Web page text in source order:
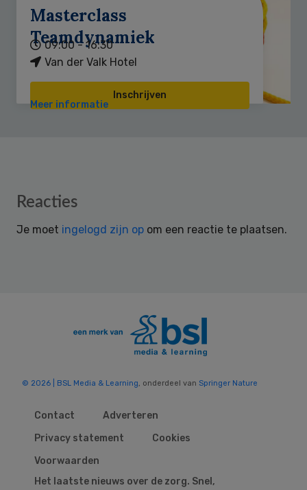
Masterclass
Teamdynamiek
09:00 - 16:30
Van der Valk Hotel
Inschrijven
Meer informatie
Reader
Reacties
Je moet ingelogd zijn op om een reactie te plaatsen.
© 2026 | BSL Media & Learning , onderdeel van Springer Nature
Contact
Adverteren
Privacy statement
Cookies
Voorwaarden
Het laatste nieuws over de zorg. Snel,